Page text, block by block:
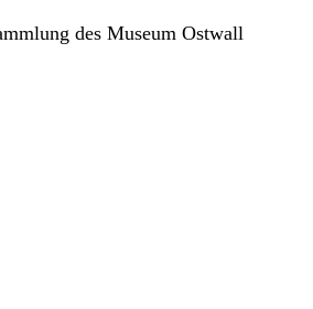
des Museum Ostwall